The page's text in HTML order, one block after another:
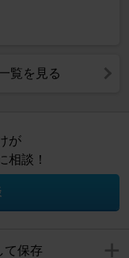
覧を見る
が
相談！
て保存